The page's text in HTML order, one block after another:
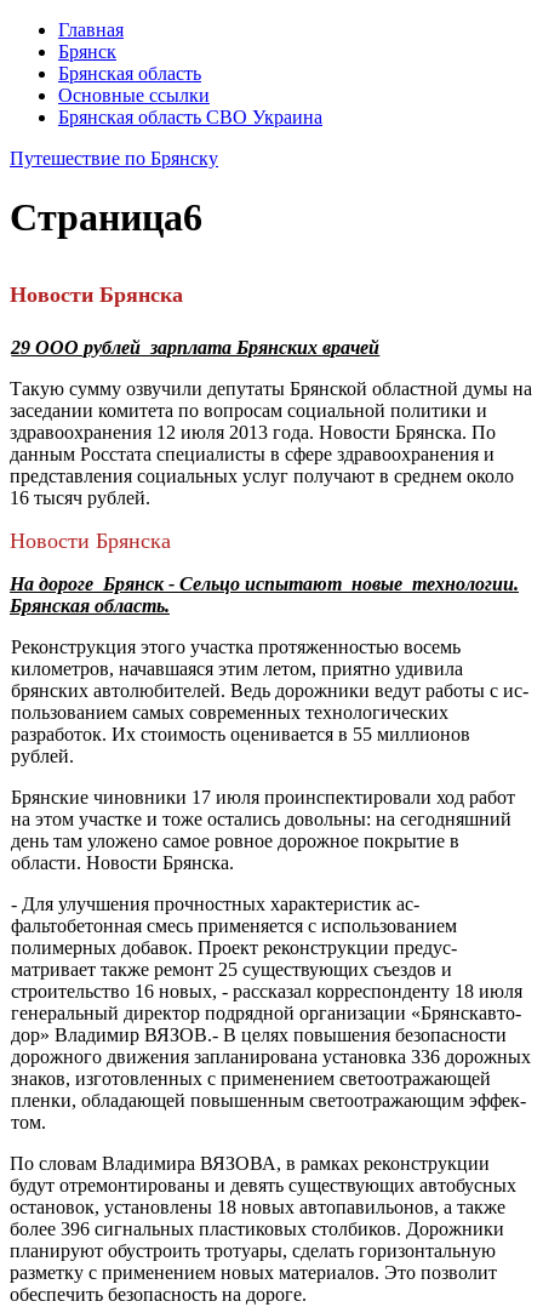
Главная
Брянск
Брянская область
Основные ссылки
Брянская область СВО Украина
Путешествие по Брянску
Страница6
Новости Брянска
29 ООО рублей зарплата Брянских врачей
Такую сумму озвучили депутаты Брянской областной думы на
заседании комитета по вопросам социальной по­литики и
здравоохранения 12 июля 2013 года. Новости Брянска. По
данным Росстата специалисты в сфере здравоохранения и
предс­тавления социальных услуг получают в среднем около
16 тысяч рублей.
Новости Брянска
На дороге Брянск - Сельцо испытают новые технологии.
Брянская область.
Реконструкция этого участка протяженно­стью восемь
километров, начавшаяся этим летом, приятно удивила
брянских автолюбителей. Ведь до­рожники ведут работы с ис­
пользованием самых совре­менных технологических
разработок. Их стоимость оценивается в 55 миллио­нов
рублей.
Брянские чиновники 17 июля проинспекти­ровали ход работ
на этом участке и тоже остались довольны: на сегодняшний
день там уложено самое ровное дорожное покрытие в
области. Новости Брянска.
- Для улучшения проч­ностных характеристик ас­
фальтобетонная смесь при­меняется с использованием
полимерных добавок. Про­ект реконструкции предус­
матривает также ремонт 25 существующих съездов и
строительство 16 но­вых, - рассказал корреспон­денту 18 июля
генераль­ный директор подрядной организации «Брянскавто-
дор» Владимир ВЯЗОВ.- В целях повышения безопас­ности
дорожного движения запланирована установка 336 дорожных
знаков, изго­товленных с применением светоотражающей
пленки, обладающей повышенным светоотражающим эффек­
том.
По словам Владимира ВЯЗОВА, в рамках рекон­струкции
будут отремонти­рованы и девять существую­щих автобусных
остановок, установлены 18 новых авто­павильонов, а также
более 396 сигнальных пластико­вых столбиков. Дорожни­ки
планируют обустроить тротуары, сделать горизон­тальную
разметку с приме­нением новых материалов. Это позволит
обеспечить безопасность на дороге.